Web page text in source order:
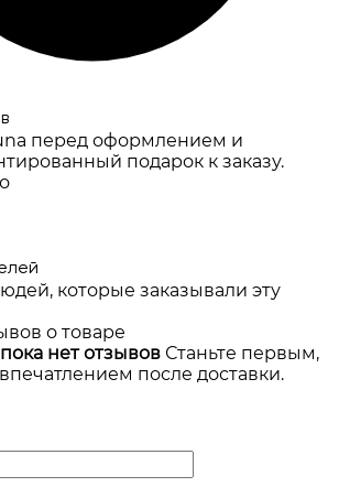
перед оформлением и
подарок к заказу.
которые заказывали эту
о товаре
нет отзывов Станьте первым,
после доставки.